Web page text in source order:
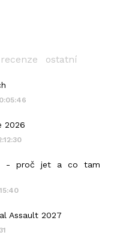
recenze ostatní
2026
- proč jet a co tam
Assault 2027